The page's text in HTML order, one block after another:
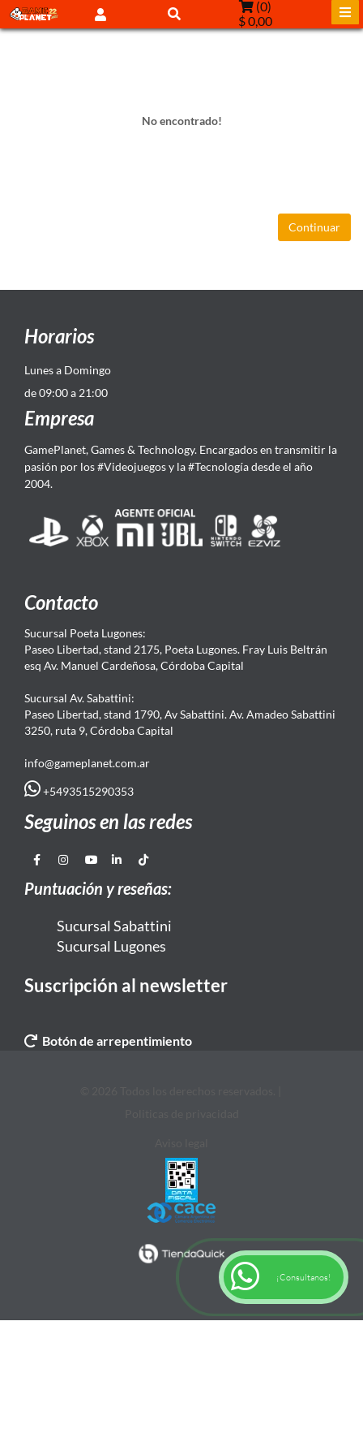
(0)
$ 0,00
No encontrado!
Continuar
Horarios
Lunes a Domingo
de 09:00 a 21:00
Empresa
GamePlanet, Games & Technology. Encargados en transmitir la
pasión por los #Videojuegos y la #Tecnología desde el año
2004.
Contacto
Sucursal Poeta Lugones:
Paseo Libertad, stand 2175, Poeta Lugones. Fray Luis Beltrán
esq Av. Manuel Cardeñosa, Córdoba Capital
Sucursal Av. Sabattini:
Paseo Libertad, stand 1790, Av Sabattini. Av. Amadeo Sabattini
3250, ruta 9, Córdoba Capital
info@gameplanet.com.ar
+5493515290353
Seguinos en las redes
Puntuación y reseñas:
Sucursal Sabattini
Sucursal Lugones
Suscripción al newsletter
Botón de arrepentimiento
¡Consultanos!